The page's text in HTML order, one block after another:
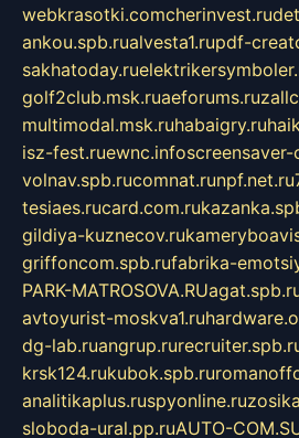
webkrasotki.comcherinvest.ru
ankou.spb.rualvesta1.rupdf-
sakhatoday.ru
golf2club.msk.ruaeforums.ru
multimodal.msk.ruhabaigry.ru
isz-fest.ruewnc.info
volnav.spb.rucomnat.runpf.net.ru
tesiaes.rucard.com.ru
gildiya-kuznecov.ru
griffoncom.spb.rufabrika-
PARK-MATROSOVA.RU
avtoyurist-moskva1.ru
dg-lab.ruangrup.ru
krsk124.rukubok.spb.ru
analitikaplus.ruspyonline.ru
sloboda-ural.pp.ruAUTO-